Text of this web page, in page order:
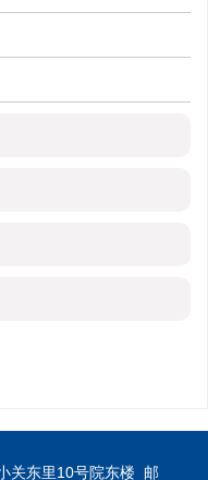
关东里10号院东楼 邮